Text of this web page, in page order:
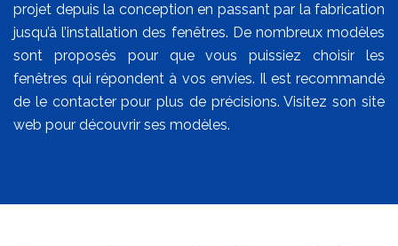
projet depuis la conception en passant par la fabrication
jusqu’à l’installation des fenêtres. De nombreux modèles
sont proposés pour que vous puissiez choisir les
fenêtres qui répondent à vos envies. Il est recommandé
de le contacter pour plus de précisions. Visitez son site
web pour découvrir ses modèles.